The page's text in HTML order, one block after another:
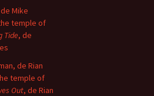
Mike
temple of
Tide, de
de Rian
temple of
Out, de Rian